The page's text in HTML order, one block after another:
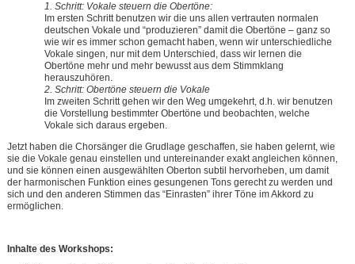
1. Schritt: Vokale steuern die Obertöne:
Im ersten Schritt benutzen wir die uns allen vertrauten normalen
deutschen Vokale und “produzieren” damit die Obertöne – ganz so
wie wir es immer schon gemacht haben, wenn wir unterschiedliche
Vokale singen, nur mit dem Unterschied, dass wir lernen die
Obertöne mehr und mehr bewusst aus dem Stimmklang
herauszuhören.
2. Schritt: Obertöne steuern die Vokale
Im zweiten Schritt gehen wir den Weg umgekehrt, d.h. wir benutzen
die Vorstellung bestimmter Obertöne und beobachten, welche
Vokale sich daraus ergeben.
Jetzt haben die Chorsänger die Grudlage geschaffen, sie haben gelernt, wie
sie die Vokale genau einstellen und untereinander exakt angleichen können,
und sie können einen ausgewählten Oberton subtil hervorheben, um damit
der harmonischen Funktion eines gesungenen Tons gerecht zu werden und
sich und den anderen Stimmen das “Einrasten” ihrer Töne im Akkord zu
ermöglichen.
Inhalte des Workshops: